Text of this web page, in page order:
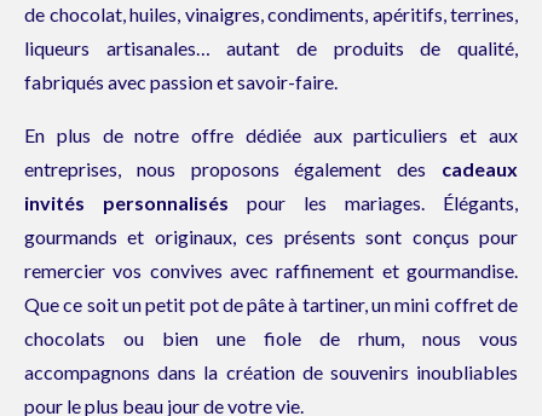
de chocolat, huiles, vinaigres, condiments, apéritifs, terrines,
liqueurs artisanales… autant de produits de qualité,
fabriqués avec passion et savoir-faire.
En plus de notre offre dédiée aux particuliers et aux
entreprises, nous proposons également des cadeaux
invités personnalisés pour les mariages . Élégants,
gourmands et originaux, ces présents sont conçus pour
remercier vos convives avec raffinement et gourmandise.
Que ce soit un petit pot de pâte à tartiner, un mini coffret de
chocolats ou bien une fiole de rhum, nous vous
accompagnons dans la création de souvenirs inoubliables
pour le plus beau jour de votre vie.